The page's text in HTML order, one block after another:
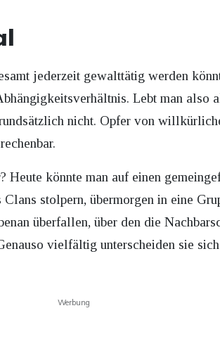
jederzeit gewalttätig werden
Lebt man also
nicht. Opfer von
könnte man auf einen
stolpern, übermorgen in eine
überfallen, über den die
vielfältig unterscheiden sie
Werbung